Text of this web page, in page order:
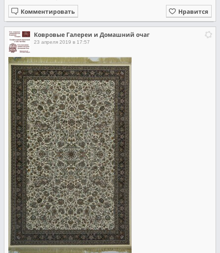
Нравится
Комментировать
Ковровые Галереи и Домашний очаг
23 апреля 2019 в 17:57